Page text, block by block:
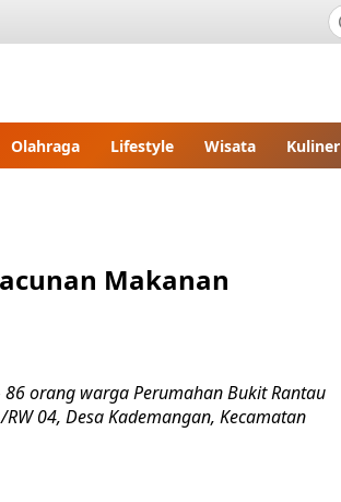
Olahraga Lifestyle Wisata Kuliner
Makanan
86 orang warga Perumahan Bukit Rantau
04, Desa Kademangan, Kecamatan